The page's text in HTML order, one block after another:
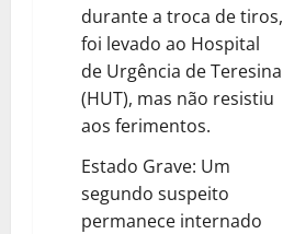
durante a troca de tiros,
foi levado ao Hospital
de Urgência de Teresina
(HUT), mas não resistiu
aos ferimentos.
Estado Grave: Um
segundo suspeito
permanece internado